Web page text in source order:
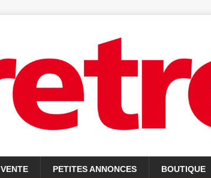
PETITES ANNONCES BOUTIQUE